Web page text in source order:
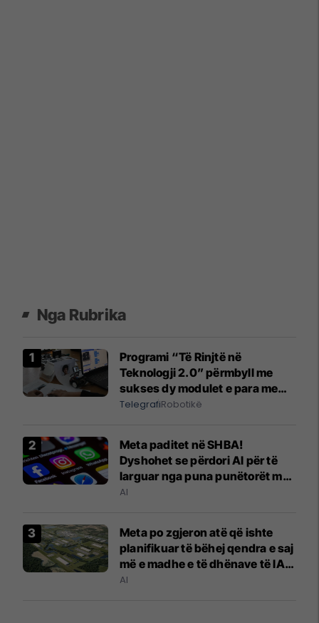
Nga Rubrika
Programi “Të Rinjtë në
Teknologji 2.0” përmbyll me
sukses dy modulet e para me
mbështetjen e ProCredit Bank
TelegrafiRobotikë
Meta paditet në SHBA!
Dyshohet se përdori Al për të
larguar nga puna punëtorët me
probleme shëndetësore
AI
Meta po zgjeron atë që ishte
planifikuar të bëhej qendra e saj
më e madhe e të dhënave të IA-
së në Luiziana - të dhënat janë
AI